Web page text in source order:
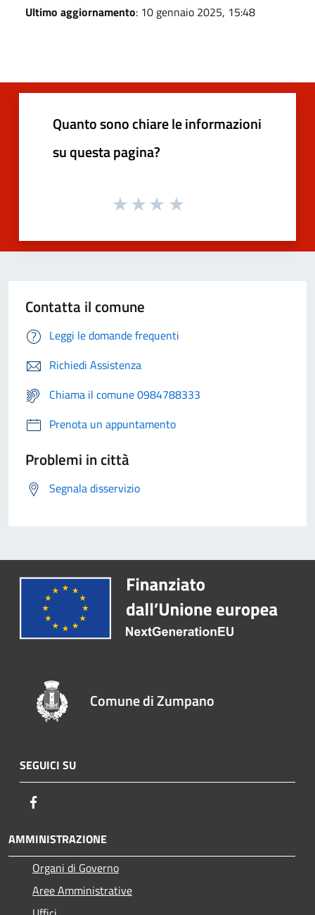
Ultimo aggiornamento: 10 gennaio 2025, 15:48
Quanto sono chiare le informazioni
su questa pagina?
Contatta il comune
Leggi le domande frequenti
Richiedi Assistenza
Chiama il comune 0984788333
Prenota un appuntamento
Problemi in città
Segnala disservizio
Comune di Zumpano
SEGUICI SU
AMMINISTRAZIONE
Organi di Governo
Aree Amministrative